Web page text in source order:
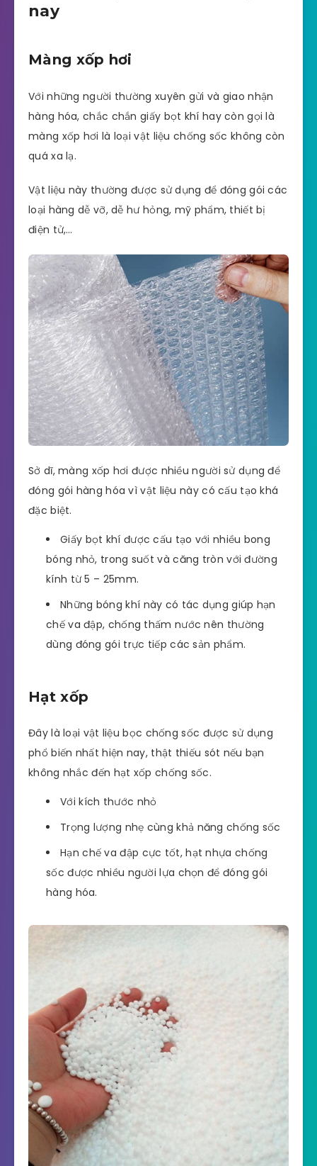
nay
Màng xốp hơi
Với những người thường xuyên gửi và giao nhận
hàng hóa, chắc chắn giấy bọt khí hay còn gọi là
màng xốp hơi là loại vật liệu chống sốc không còn
quá xa lạ.
Vật liệu này thường được sử dụng để đóng gói các
loại hàng dễ vỡ, dễ hư hỏng, mỹ phẩm, thiết bị
điện tử,…
Sở dĩ, màng xốp hơi được nhiều người sử dụng để
đóng gói hàng hóa vì vật liệu này có cấu tạo khá
đặc biệt.
Giấy bọt khí được cấu tạo với nhiều bong
bóng nhỏ, trong suốt và căng tròn với đường
kính từ 5 – 25mm.
Những bóng khí này có tác dụng giúp hạn
chế va đập, chống thấm nước nên thường
dùng đóng gói trực tiếp các sản phẩm.
Hạt xốp
Đây là loại vật liệu bọc chống sốc được sử dụng
phổ biến nhất hiện nay, thật thiếu sót nếu bạn
không nhắc đến hạt xốp chống sốc.
Với kích thước nhỏ
Trọng lượng nhẹ cùng khả năng chống sốc
Hạn chế va đập cực tốt, hạt nhựa chống
sốc được nhiều người lựa chọn để đóng gói
hàng hóa.